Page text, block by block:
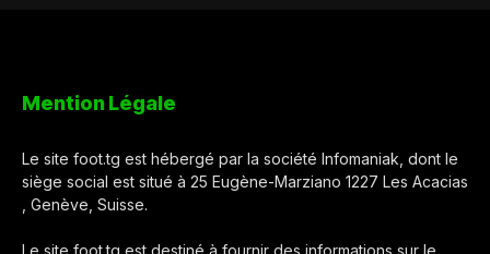
Mention Légale
Le site foot.tg est hébergé par la société Infomaniak, dont le
siège social est situé à 25 Eugène-Marziano 1227 Les Acacias
, Genève, Suisse.
Le site foot.tg est destiné à fournir des informations sur le